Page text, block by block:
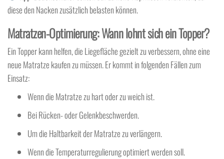
diese den Nacken zusätzlich belasten können.
Matratzen-Optimierung: Wann lohnt sich ein Topper?
Ein Topper kann helfen, die Liegefläche gezielt zu verbessern, ohne eine
neue Matratze kaufen zu müssen. Er kommt in folgenden Fällen zum
Einsatz:
Wenn die Matratze zu hart oder zu weich ist.
Bei Rücken- oder Gelenkbeschwerden.
Um die Haltbarkeit der Matratze zu verlängern.
Wenn die Temperaturregulierung optimiert werden soll.